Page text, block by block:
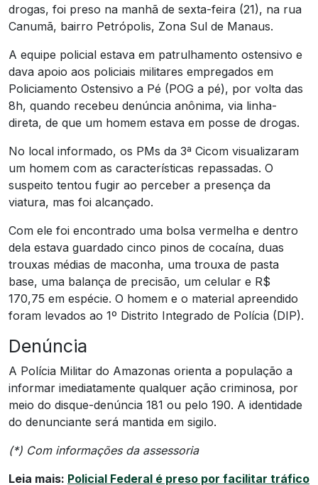
drogas, foi preso na manhã de sexta-feira (21), na rua
Canumã, bairro Petrópolis, Zona Sul de Manaus.
A equipe policial estava em patrulhamento ostensivo e
dava apoio aos policiais militares empregados em
Policiamento Ostensivo a Pé (POG a pé), por volta das
8h, quando recebeu denúncia anônima, via linha-
direta, de que um homem estava em posse de drogas.
No local informado, os PMs da 3ª Cicom visualizaram
um homem com as características repassadas. O
suspeito tentou fugir ao perceber a presença da
viatura, mas foi alcançado.
Com ele foi encontrado uma bolsa vermelha e dentro
dela estava guardado cinco pinos de cocaína, duas
trouxas médias de maconha, uma trouxa de pasta
base, uma balança de precisão, um celular e R$
170,75 em espécie. O homem e o material apreendido
foram levados ao 1º Distrito Integrado de Polícia (DIP).
Denúncia
A Polícia Militar do Amazonas orienta a população a
informar imediatamente qualquer ação criminosa, por
meio do disque-denúncia 181 ou pelo 190. A identidade
do denunciante será mantida em sigilo.
(*) Com informações da assessoria
Leia mais: Policial Federal é preso por facilitar tráfico